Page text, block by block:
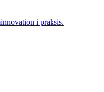
i praksis.